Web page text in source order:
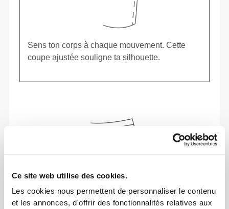
Ce site web utilise des cookies.
Les cookies nous permettent de personnaliser le contenu
et les annonces, d'offrir des fonctionnalités relatives aux
Sens ton corps à chaque mouvement. Cette
coupe ajustée souligne ta silhouette.